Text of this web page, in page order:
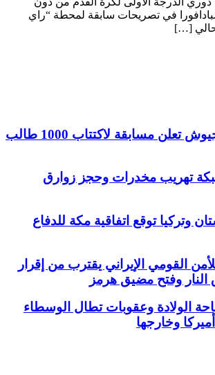
في تصريحات سابقة لمحطة “راي
الأركان العامة للجيوش تعلن مسابقة لاكتتاب 1000 طالب
تهريب مخدرات وحجز زوارق
وتركيا توقع اتفاقية مكة للدفاع
القومي الإيراني يقترب من إقرار
النار وفتح مضيق هرمز
الولادة وعقوبات تطال الوسطاء
وخارجها